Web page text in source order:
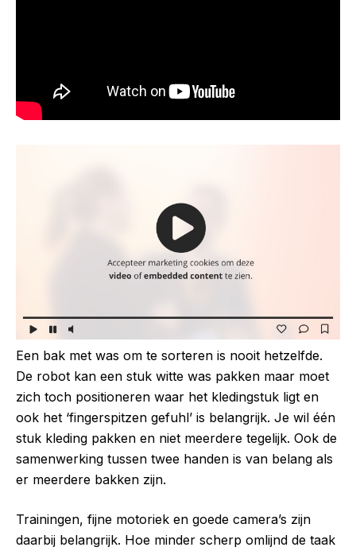
Een bak met was om te sorteren is nooit hetzelfde.
De robot kan een stuk witte was pakken maar moet
zich toch positioneren waar het kledingstuk ligt en
ook het ‘fingerspitzen gefuhl’ is belangrijk. Je wil één
stuk kleding pakken en niet meerdere tegelijk. Ook de
samenwerking tussen twee handen is van belang als
er meerdere bakken zijn.
Trainingen, fijne motoriek en goede camera’s zijn
daarbij belangrijk. Hoe minder scherp omlijnd de taak